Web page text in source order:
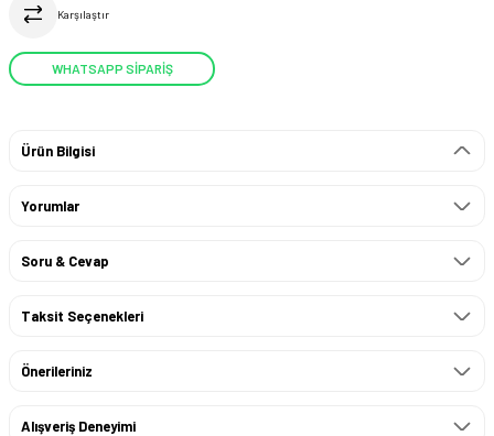
Karşılaştır
WHATSAPP SİPARİŞ
Ürün Bilgisi
Yorumlar
Soru & Cevap
Taksit Seçenekleri
Önerileriniz
Alışveriş Deneyimi